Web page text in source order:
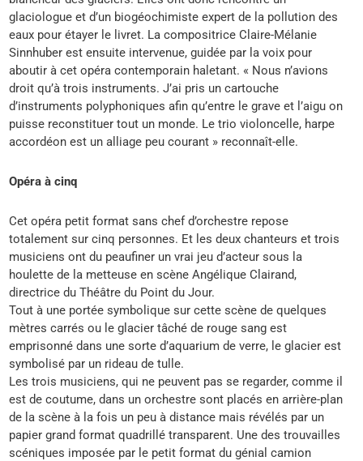
glaciologue et d’un biogéochimiste expert de la pollution des
eaux pour étayer le livret. La compositrice Claire-Mélanie
Sinnhuber est ensuite intervenue, guidée par la voix pour
aboutir à cet opéra contemporain haletant. « Nous n’avions
droit qu’à trois instruments. J’ai pris un cartouche
d’instruments polyphoniques afin qu’entre le grave et l’aigu on
puisse reconstituer tout un monde. Le trio violoncelle, harpe
accordéon est un alliage peu courant » reconnaît-elle.
Opéra à cinq
Cet opéra petit format sans chef d’orchestre repose
totalement sur cinq personnes. Et les deux chanteurs et trois
musiciens ont du peaufiner un vrai jeu d’acteur sous la
houlette de la metteuse en scène Angélique Clairand,
directrice du Théâtre du Point du Jour.
Tout à une portée symbolique sur cette scène de quelques
mètres carrés ou le glacier tâché de rouge sang est
emprisonné dans une sorte d’aquarium de verre, le glacier est
symbolisé par un rideau de tulle.
Les trois musiciens, qui ne peuvent pas se regarder, comme il
est de coutume, dans un orchestre sont placés en arrière-plan
de la scène à la fois un peu à distance mais révélés par un
papier grand format quadrillé transparent. Une des trouvailles
scéniques imposée par le petit format du génial camion